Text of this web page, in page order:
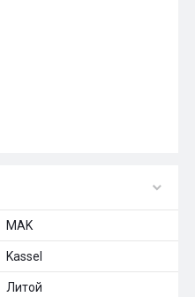
MAK
Kassel
Литой